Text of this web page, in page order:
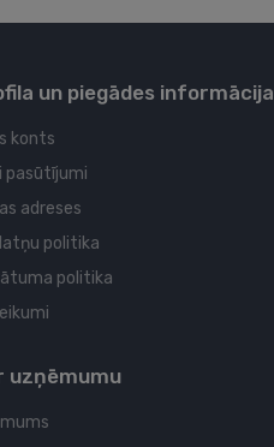
un piegādes informācija
konts
pasūtījumi
adreses
politika
politika
uzņēmumu